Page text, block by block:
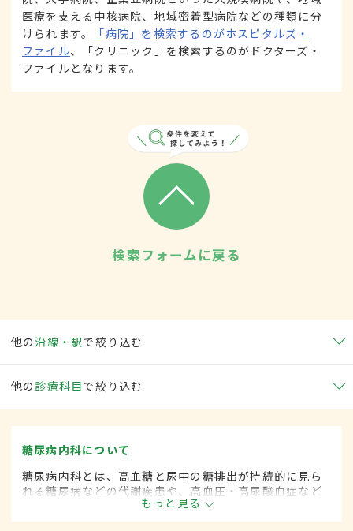
医療を支える中核病院、地域密着型病院などの種類に分
けられます。
「病院」を検索するのがホスピタルズ・
ファイル、「クリニック」を検索するのがドクターズ・
ファイルとなります。
検索フォームに戻る
他の沿線・駅で絞り込む
他の 診療科目で絞り込む
糖尿病内科について
糖尿病内科とは、高血糖と尿中の糖排出が持続的に見ら
れる糖尿病などの代謝疾患や、高血圧・高尿酸血症など
生活習慣病を専門的に取り扱う内科の一領域です。
もっと見る